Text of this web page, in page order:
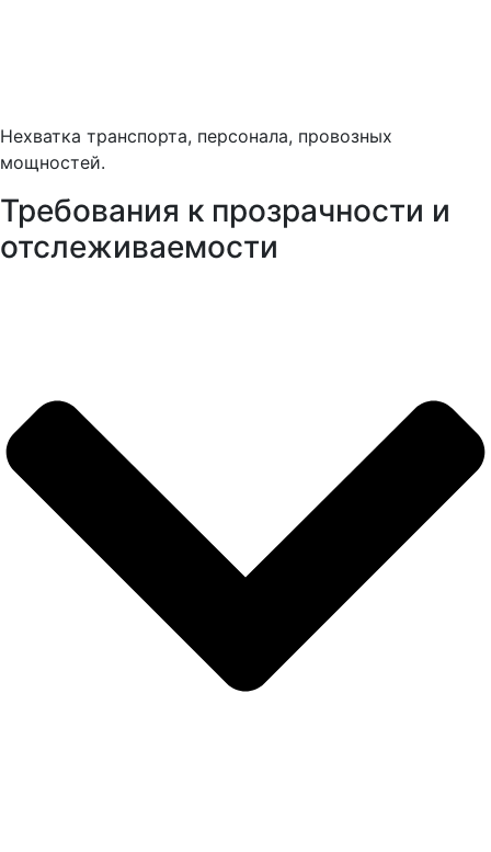
Нехватка транспорта, персонала, провозных
мощностей.
Требования к прозрачности и
отслеживаемости